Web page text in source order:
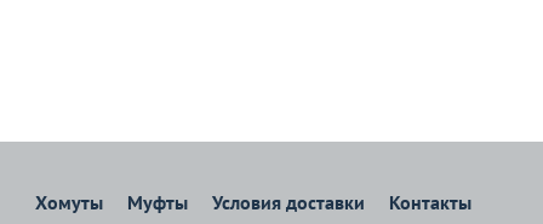
Хомуты Муфты Условия доставки Контакты